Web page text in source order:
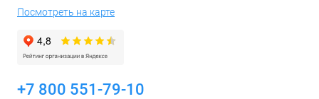
Посмотреть на карте
+7 800 551-79-10